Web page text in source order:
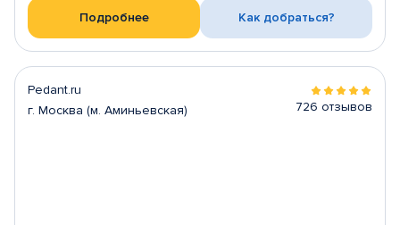
Подробнее Как добраться?
Pedant.ru
г. Москва (м. Аминьевская)
726 отзывов